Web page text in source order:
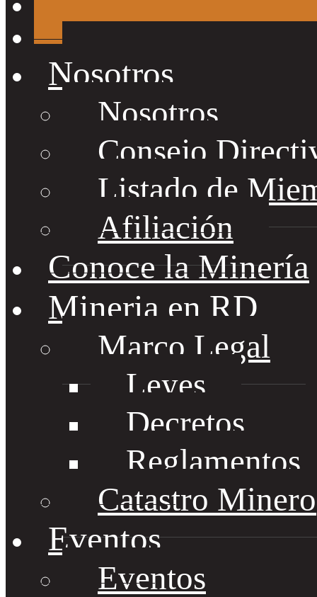
Nosotros
Nosotros
Consejo
Listado de
Afiliación
Conoce la Minería
Mineria en RD
Marco Legal
Leyes
Decretos
Reglamentos
Catastro Minero
Eventos
Eventos